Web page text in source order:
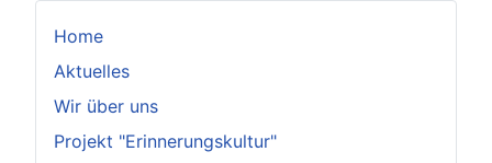
Home
Aktuelles
Wir über uns
Projekt "Erinnerungskultur"